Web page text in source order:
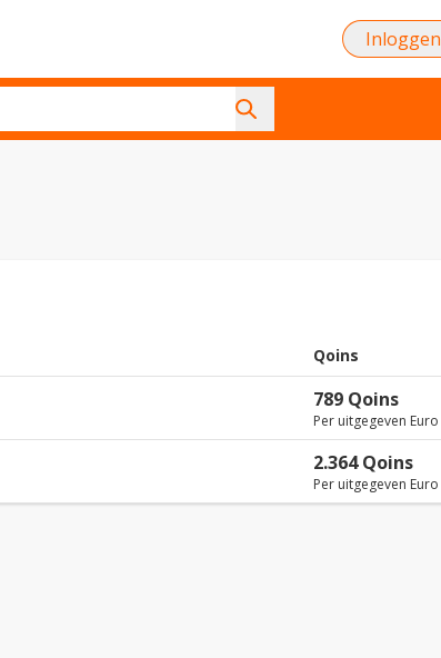
Inloggen
Qoins
789 Qoins
Per uitgegeven Euro
2.364 Qoins
Per uitgegeven Euro